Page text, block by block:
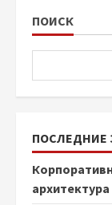
ПОИСК
ПОСЛЕДНИЕ